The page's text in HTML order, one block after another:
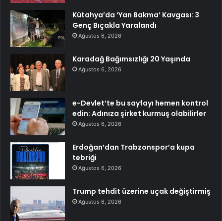
Kütahya’da ‘Yan Bakma’ Kavgası: 3
Genç Bıçakla Yaralandı
Ağustos 6, 2026
Karadağ Bağımsızlığı 20 Yaşında
Ağustos 6, 2026
e-Devlet’te bu sayfayı hemen kontrol
edin: Adınıza şirket kurmuş olabilirler
Ağustos 6, 2026
Erdoğan’dan Trabzonspor’a kupa
tebriği
Ağustos 6, 2026
Trump tehdit üzerine uçak değiştirmiş
Ağustos 6, 2026